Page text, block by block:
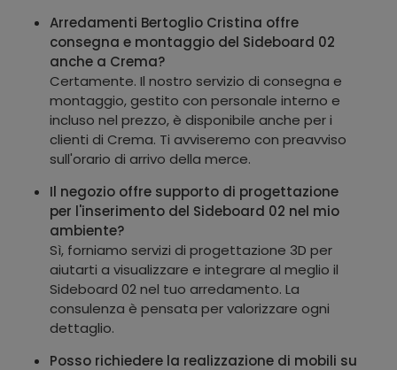
Arredamenti Bertoglio Cristina offre
consegna e montaggio del Sideboard 02
anche a Crema?
Certamente. Il nostro servizio di consegna e
montaggio, gestito con personale interno e
incluso nel prezzo, è disponibile anche per i
clienti di Crema. Ti avviseremo con preavviso
sull'orario di arrivo della merce.
Il negozio offre supporto di progettazione
per l'inserimento del Sideboard 02 nel mio
ambiente?
Sì, forniamo servizi di progettazione 3D per
aiutarti a visualizzare e integrare al meglio il
Sideboard 02 nel tuo arredamento. La
consulenza è pensata per valorizzare ogni
dettaglio.
Posso richiedere la realizzazione di mobili su